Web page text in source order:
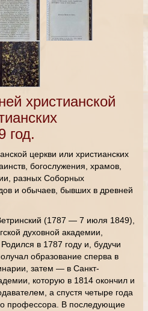
христианской
год.
церкви или христианских
богослужения, храмов,
разных Соборных
и обычаев, бывших в древней
(1787 — 7 июля 1849),
духовной академии,
в 1787 году и, будучи
образование сперва в
затем — в Санкт-
которую в 1814 окончил и
а спустя четыре года
профессора. В последующие